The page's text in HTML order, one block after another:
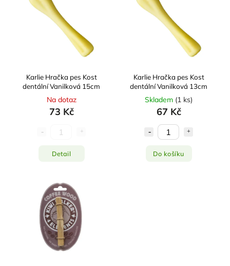
Abecedně
Karlie Hračka pes Kost
dentální Vanilková 15cm
Na dotaz
73 Kč
Detail
Karlie Hračka pes Kost
dentální Vanilková 13cm
Skladem (1 ks)
67 Kč
Do košíku